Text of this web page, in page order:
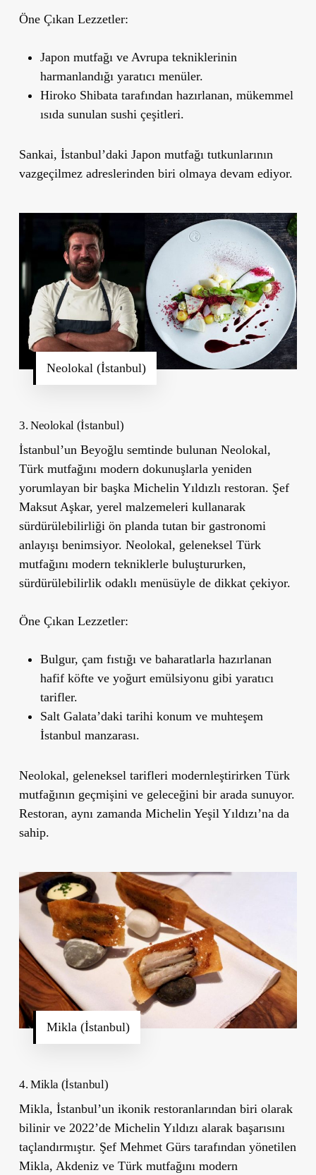
Öne Çıkan Lezzetler:
Japon mutfağı ve Avrupa tekniklerinin
harmanlandığı yaratıcı menüler.
Hiroko Shibata tarafından hazırlanan, mükemmel
ısıda sunulan sushi çeşitleri.
Sankai, İstanbul’daki Japon mutfağı tutkunlarının
vazgeçilmez adreslerinden biri olmaya devam ediyor.
Neolokal (İstanbul)
3. Neolokal (İstanbul)
İstanbul’un Beyoğlu semtinde bulunan Neolokal,
Türk mutfağını modern dokunuşlarla yeniden
yorumlayan bir başka Michelin Yıldızlı restoran. Şef
Maksut Aşkar, yerel malzemeleri kullanarak
sürdürülebilirliği ön planda tutan bir gastronomi
anlayışı benimsiyor. Neolokal, geleneksel Türk
mutfağını modern tekniklerle buluştururken,
sürdürülebilirlik odaklı menüsüyle de dikkat çekiyor.
Öne Çıkan Lezzetler:
Bulgur, çam fıstığı ve baharatlarla hazırlanan
hafif köfte ve yoğurt emülsiyonu gibi yaratıcı
tarifler.
Salt Galata’daki tarihi konum ve muhteşem
İstanbul manzarası.
Neolokal, geleneksel tarifleri modernleştirirken Türk
mutfağının geçmişini ve geleceğini bir arada sunuyor.
Restoran, aynı zamanda Michelin Yeşil Yıldızı’na da
sahip.
Mikla (İstanbul)
4. Mikla (İstanbul)
Mikla, İstanbul’un ikonik restoranlarından biri olarak
bilinir ve 2022’de Michelin Yıldızı alarak başarısını
taçlandırmıştır. Şef Mehmet Gürs tarafından yönetilen
Mikla, Akdeniz ve Türk mutfağını modern